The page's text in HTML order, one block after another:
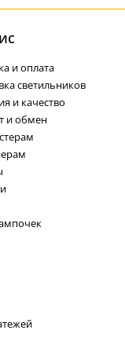
и оплата
светильников
и качество
и обмен